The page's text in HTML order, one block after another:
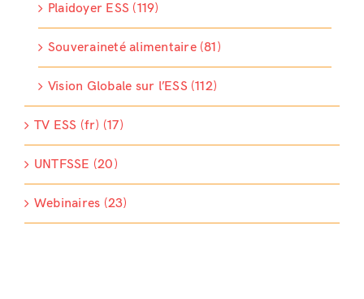
Plaidoyer ESS (119)
Souveraineté alimentaire (81)
Vision Globale sur l’ESS (112)
TV ESS (fr) (17)
UNTFSSE (20)
Webinaires (23)